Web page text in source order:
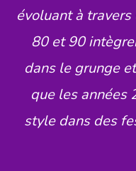
évoluant à travers
80 et 90
dans le grunge
que les années
style dans des